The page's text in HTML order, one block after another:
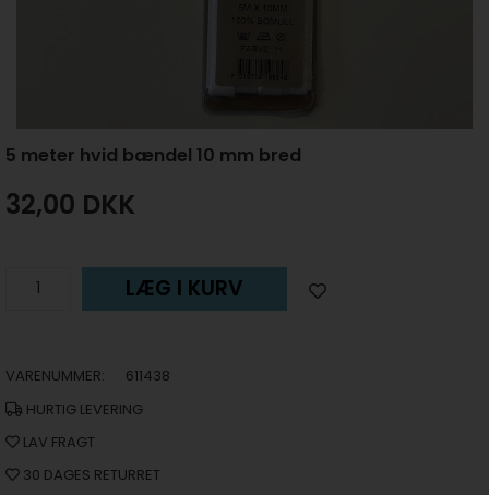
5 meter hvid bændel 10 mm bred
32,00 DKK
LÆG I KURV
VARENUMMER:
611438
HURTIG LEVERING
LAV FRAGT
30 DAGES RETURRET